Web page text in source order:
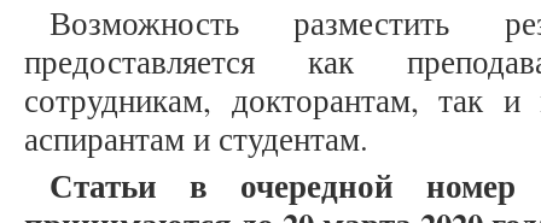
Возможность разместить
предоставляется как
сотрудникам, докторантам, так
аспирантам и студентам.
Статьи в очередной